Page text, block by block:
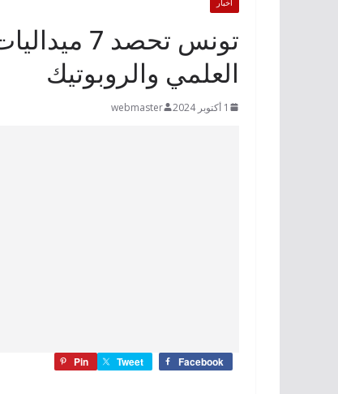
تونس
العلمي والروبوتيك
1 أكتوبر 2024 webmaster
Facebook
Tweet
Pin